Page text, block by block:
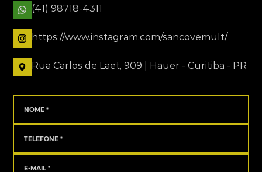
(41) 98718-4311
https://www.instagram.com/sancovemult/
Rua Carlos de Laet, 909 | Hauer - Curitiba - PR